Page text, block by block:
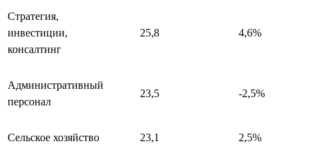
Стратегия,
инвестиции,
консалтинг
25,8 4,6%
Административный
персонал
23,5 -2,5%
Сельское хозяйство 23,1 2,5%